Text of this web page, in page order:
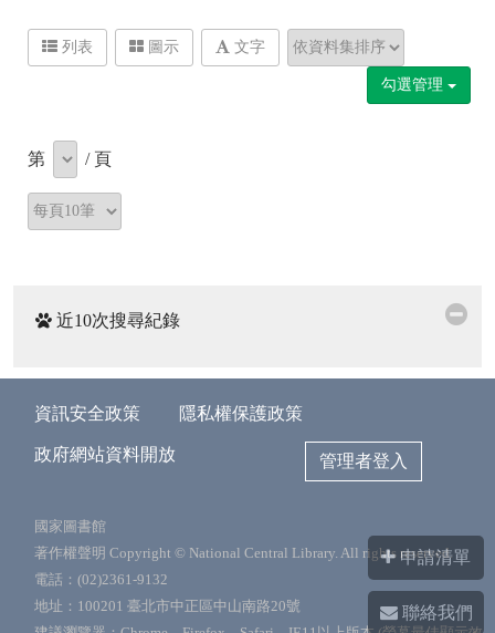
列表 圖示 文字
勾選管理
第 /頁
近10次搜尋紀錄
資訊安全政策 隱私權保護政策
政府網站資料開放 管理者登入
國家圖書館
著作權聲明 Copyright © National Central Library. All rights reserved.
電話：(02)2361-9132
地址：100201 臺北市中正區中山南路20號
申請清單
聯絡我們